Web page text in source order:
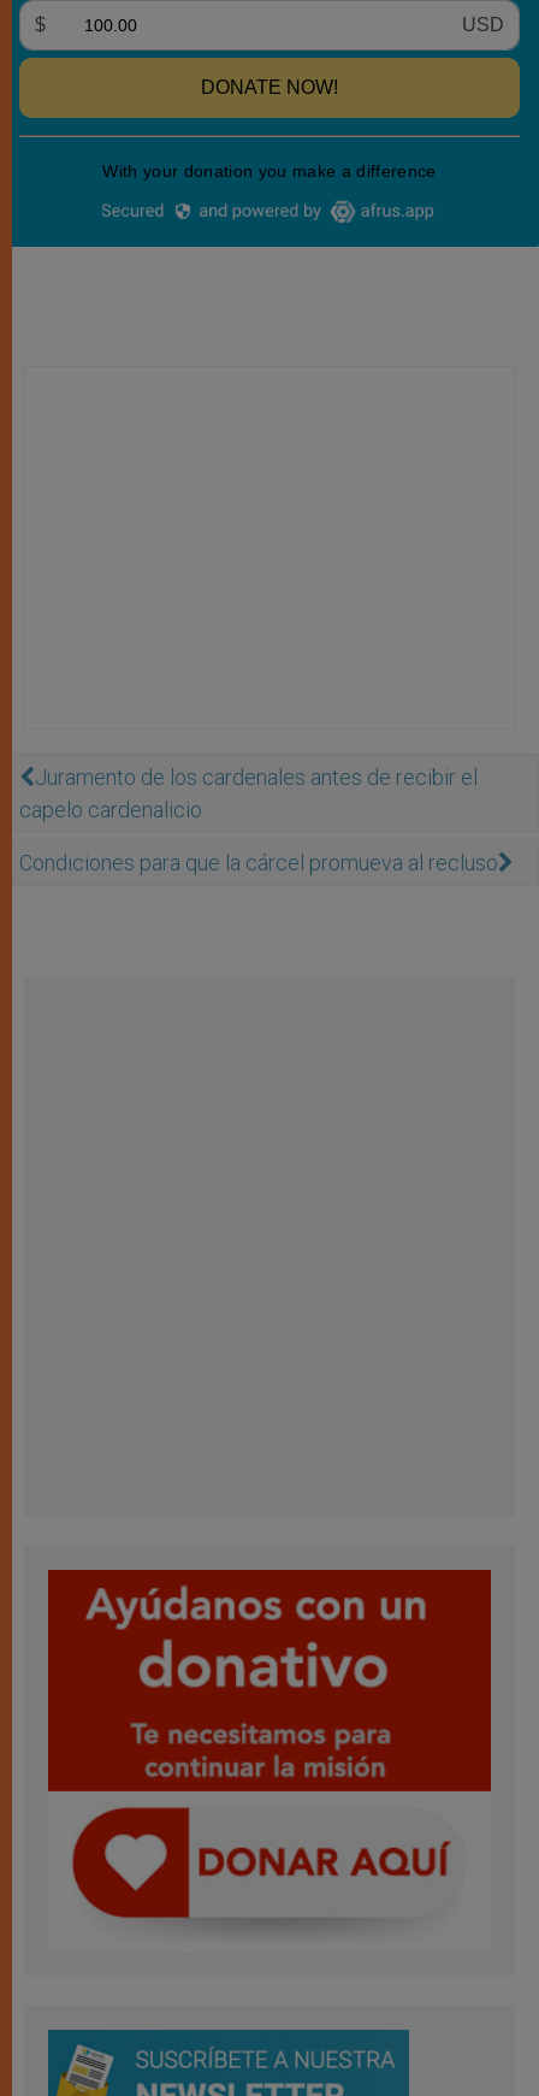
Juramento de los cardenales antes de recibir el
capelo cardenalicio
Condiciones para que la cárcel promueva al recluso